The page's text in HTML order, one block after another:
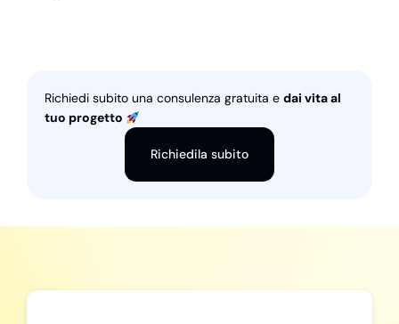
Richiedi subito una consulenza gratuita e dai vita al
tuo progetto
Richiedila subito